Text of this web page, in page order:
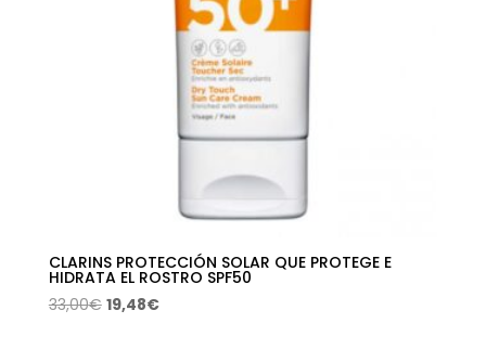
CLARINS PROTECCIÓN SOLAR QUE PROTEGE E
HIDRATA EL ROSTRO SPF50
33,00€ El
19,48€El